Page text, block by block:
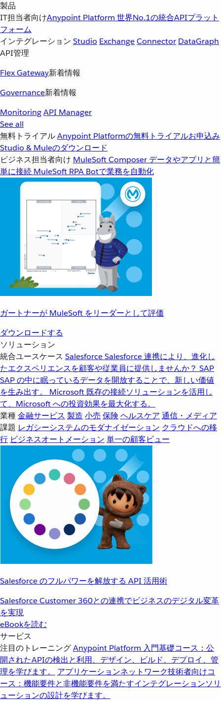
製品
IT担当者向けAnypoint Platform 世界No.1の統合APIプラット
フォーム
インテグレーション Studio ExchangeConnector DataGraph
API管理
Flex Gateway新着情報
Governance新着情報
MonitoringAPI Manager
See all
無料トライアルAnypoint Platformの無料トライアルお申込み
Studio & Muleのダウンロード
ビジネス担当者向け MuleSoft Composer データやアプリと簡
単に接続 MuleSoft RPA Botで業務を自動化
ガートナーが MuleSoft をリーダーとして評価
ダウンロードする
ソリューション
統合ユースケース SalesforceSalesforce 連携により、進化し
たエクスペリエンスを顧客や従業員に提供しませんか？ SAP
SAP の中に眠っているデータを開放することで、新しい価値
を生み出す。
Microsoft 既存の接続ソリューションを活用し
て、Microsoft への投資効果を最大化する。
業種金融サービス 製造 小売 保険 ヘルスケア 通信・メディア
課題 レガシーシステムのモダナイゼーション クラウドへの移
行 ビジネスオートメーション 単一の顧客ビュー
Salesforce のフルパワーを解放する API 活用術
Salesforce Customer 360との連携でビジネスのデジタル変革
を実現
eBookを読む
サービス
注目のトレーニングAnypoint Platform 入門基礎コース：公
開されたAPIの検出と利用、デザイン、ビルド、デプロイ、管
理を学びます。
アプリケーションネットワーク技術者向けコ
ース：機能要件と非機能要件を満たすインテグレーションソリ
ューションの設計を学びます。